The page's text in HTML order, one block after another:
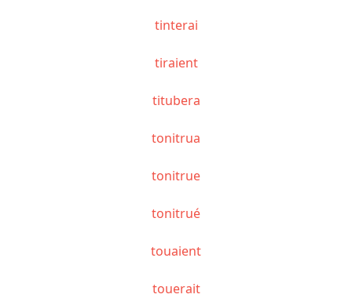
tinterai
tiraient
titubera
tonitrua
tonitrue
tonitrué
touaient
touerait